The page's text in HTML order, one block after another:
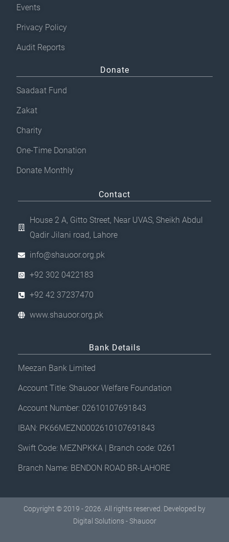
Events
Privacy Policy
Audit Reports
Donate
Saadaat Fund
Zakat
Charity
One-Time Donation
Donate Monthly
Contact
House 2 A, Gitto Street, Near UVAS, Sheikh Abdul
Qadir Jilani road, Lahore
info@shauoor.org.pk
+92 302 0422183
+92 42 37237470
www.shauoor.org.pk
Bank Details
Meezan Bank Limited
Account Title: Shauoor Welfare Foundation
Account Number: 02610107691843
IBAN: PK66MEZN0002610107691843
Swift Code: MEZNPKKA | Branch code: 0261
Branch Name: BENDON ROAD BR-LAHORE
Copyright © 2019 - 2026. All rights reserved. Developed by
Digital Solutions - Shauoor